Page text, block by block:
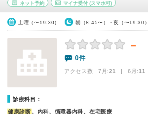
ネット予約 マイナ受付(スマホ可)
土曜（〜19:30） 朝（8:45〜）・夜（〜19:30）
－
0件
アクセス数 7月:21 | 6月:11
診療科目：
健康診断 、内科、循環器内科、在宅医療